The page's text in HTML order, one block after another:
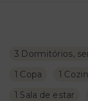
3 Dormitórios,
1 Copa
1
1 Sala de estar